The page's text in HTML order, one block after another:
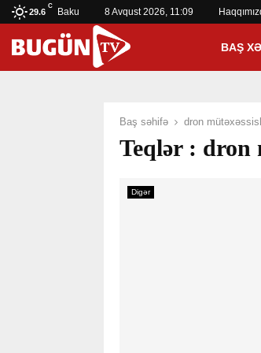
29.6
C
Baku 8 Avqust 2026, 11:09
BAŞ
Baş səhifə dron
Teqlər : dron
Digər